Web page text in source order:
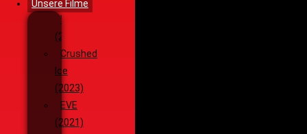
Unsere Filme
Wenja
(2025)
Crushed
Ice
(2023)
EVE
(2021)